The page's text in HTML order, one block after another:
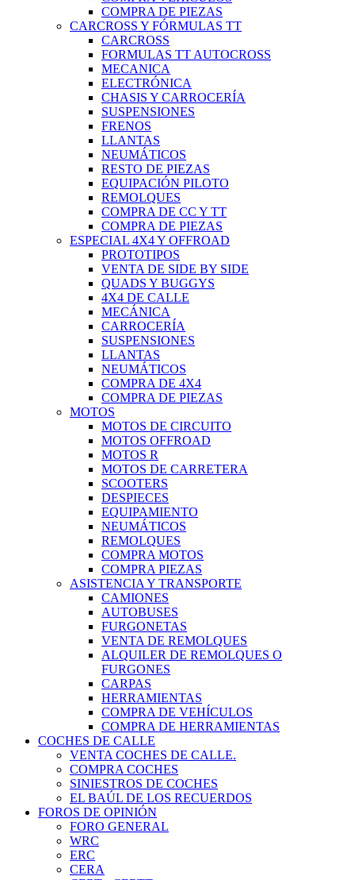
COMPRA DE PIEZAS
CARCROSS Y FÓRMULAS TT
CARCROSS
FORMULAS TT AUTOCROSS
MECANICA
ELECTRÓNICA
CHASIS Y CARROCERÍA
SUSPENSIONES
FRENOS
LLANTAS
NEUMÁTICOS
RESTO DE PIEZAS
EQUIPACIÓN PILOTO
REMOLQUES
COMPRA DE CC Y TT
COMPRA DE PIEZAS
ESPECIAL 4X4 Y OFFROAD
PROTOTIPOS
VENTA DE SIDE BY SIDE
QUADS Y BUGGYS
4X4 DE CALLE
MECÁNICA
CARROCERÍA
SUSPENSIONES
LLANTAS
NEUMÁTICOS
COMPRA DE 4X4
COMPRA DE PIEZAS
MOTOS
MOTOS DE CIRCUITO
MOTOS OFFROAD
MOTOS R
MOTOS DE CARRETERA
SCOOTERS
DESPIECES
EQUIPAMIENTO
NEUMÁTICOS
REMOLQUES
COMPRA MOTOS
COMPRA PIEZAS
ASISTENCIA Y TRANSPORTE
CAMIONES
AUTOBUSES
FURGONETAS
VENTA DE REMOLQUES
ALQUILER DE REMOLQUES O
FURGONES
CARPAS
HERRAMIENTAS
COMPRA DE VEHÍCULOS
COMPRA DE HERRAMIENTAS
COCHES DE CALLE
VENTA COCHES DE CALLE.
COMPRA COCHES
SINIESTROS DE COCHES
EL BAÚL DE LOS RECUERDOS
FOROS DE OPINIÓN
FORO GENERAL
WRC
ERC
CERA